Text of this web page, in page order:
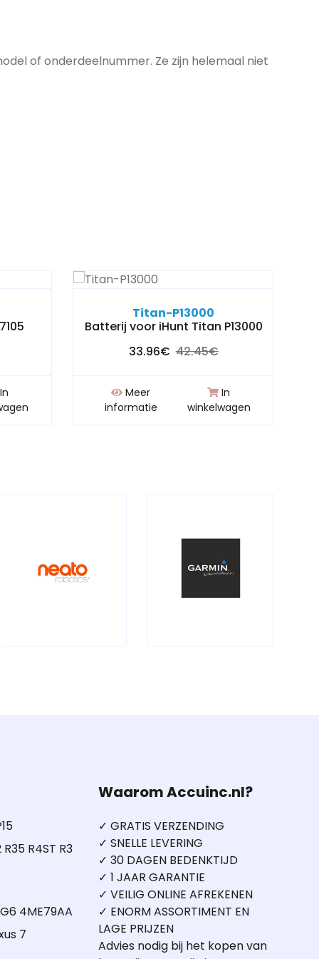
of onderdeelnummer. Ze zijn helemaal niet
In
Titan-P13000
Batterij voor iHunt Titan P13000
33.96€ 42.45€
Meer
informatie
In
winkelwagen
R4ST R3
4ME79AA
7
Waarom Accuinc.nl?
✓ GRATIS VERZENDING
✓ SNELLE LEVERING
✓ 30 DAGEN BEDENKTIJD
✓ 1 JAAR GARANTIE
✓ VEILIG ONLINE AFREKENEN
✓ ENORM ASSORTIMENT EN
LAGE PRIJZEN
Advies nodig bij het kopen van